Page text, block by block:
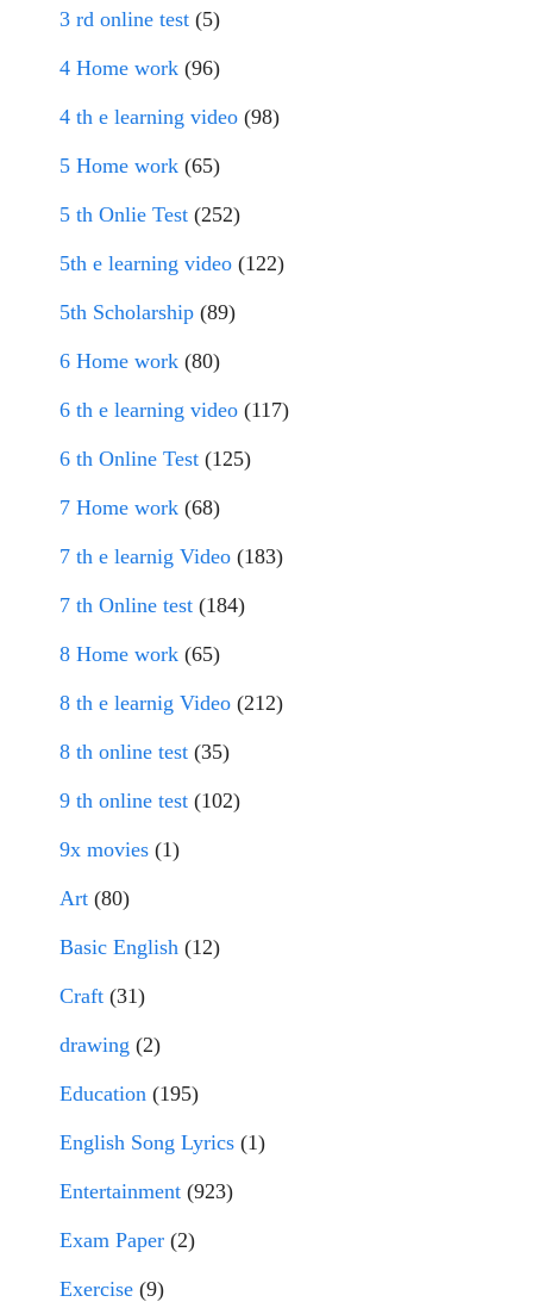
3 rd online test (5)
4 Home work (96)
4 th e learning video (98)
5 Home work (65)
5 th Onlie Test (252)
5th e learning video (122)
5th Scholarship (89)
6 Home work (80)
6 th e learning video (117)
6 th Online Test (125)
7 Home work (68)
7 th e learnig Video (183)
7 th Online test (184)
8 Home work (65)
8 th e learnig Video (212)
8 th online test (35)
9 th online test (102)
9x movies (1)
Art (80)
Basic English (12)
Craft (31)
drawing (2)
Education (195)
English Song Lyrics (1)
Entertainment (923)
Exam Paper (2)
Exercise (9)